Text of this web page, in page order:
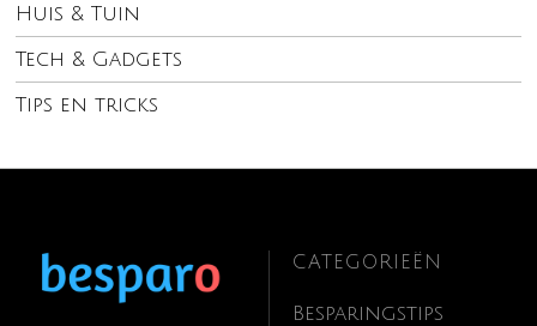
Huis & Tuin
Tech & Gadgets
Tips en tricks
CATEGORIEËN
Besparingstips